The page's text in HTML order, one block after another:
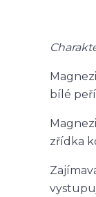
bílé
zřídka